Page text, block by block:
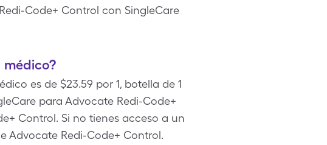
Code+ Control con SingleCare
es de $23.59 por 1, botella de 1
para Advocate Redi-Code+
Control. Si no tienes acceso a un
Advocate Redi-Code+ Control.